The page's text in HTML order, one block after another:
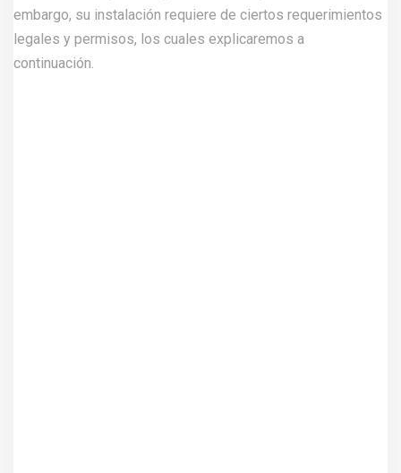
embargo, su instalación requiere de ciertos requerimientos
legales y permisos, los cuales explicaremos a
continuación.